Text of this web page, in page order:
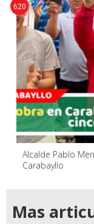
Alcalde Pablo
Carabayllo
620
Mas